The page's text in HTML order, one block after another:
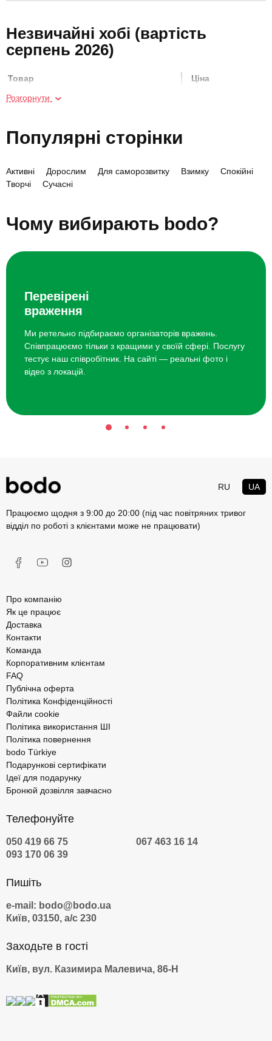
Незвичайні хобі (вартість
серпень 2026)
Товар Ціна
Скелелазіння на скелях для двох
Драйв на квадроциклі 2500 грн
Скелі Довбуша» для 3 зі Львова
Розгорнути
Популярні сторінки
Активні Дорослим Для саморозвитку Взимку
Спокійні
Творчі
Сучасні
Чому вибирають bodo?
Перевірені
враження
Ми ретельно підбираємо організаторів вражень.
Співпрацюємо тільки з кращими у своїй сфері. Послугу
тестує наш співробітник. На сайті — реальні фото і
відео з локацій.
RU UA
Працюємо щодня з 9:00 до 20:00 (під час повітряних тривог
відділ по роботі з клієнтами може не працювати)
Про компанію
Як це працює
Доставка
Контакти
Команда
Корпоративним клієнтам
FAQ
Публічна оферта
Політика Конфіденційності
Файли cookie
Політика використання ШІ
Політика повернення
bodo Türkiye
Подарункові сертифікати
Ідеї для подарунку
Бронюй дозвілля завчасно
Телефонуйте
050 419 66 75
067 463 16 14
093 170 06 39
Пишіть
e-mail: bodo@bodo.ua
Київ, 03150, а/с 230
Заходьте в гості
Київ, вул. Казимира Малевича, 86-Н